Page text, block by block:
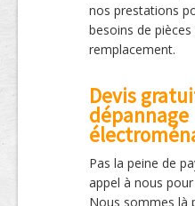
nos prestations
besoins de
remplacement.
Devis
dépannage
Pas la peine de
appel à nous
Nous sommes là